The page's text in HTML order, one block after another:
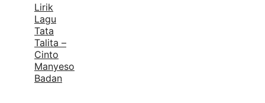
Lirik
Lagu
Tata
Talita –
Cinto
Manyeso
Badan